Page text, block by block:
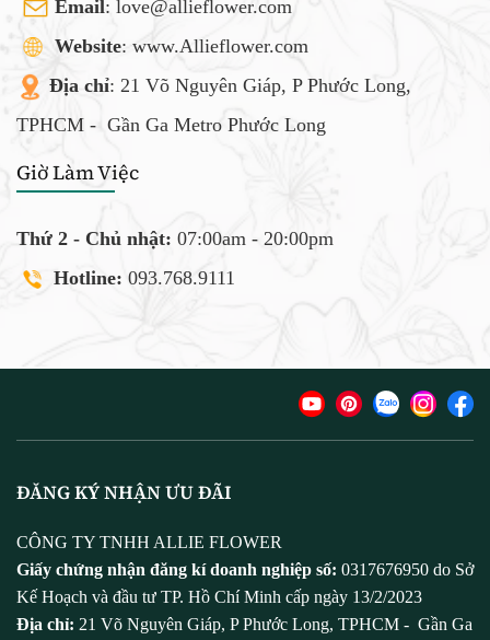
Email: love@allieflower.com
Website: www.Allieflower.com
Địa chỉ: 21 Võ Nguyên Giáp, P Phước Long,
TPHCM - Gần Ga Metro Phước Long
Giờ Làm Việc
Thứ 2 - Chủ nhật: 07:00am - 20:00pm
Hotline: 093.768.9111
ĐĂNG KÝ NHẬN ƯU ĐÃI
CÔNG TY TNHH ALLIE FLOWER
Giấy chứng nhận đăng kí doanh nghiệp số: 0317676950 do Sở
Kế Hoạch và đầu tư TP. Hồ Chí Minh cấp ngày 13/2/2023
Địa chỉ: 21 Võ Nguyên Giáp, P Phước Long, TPHCM - Gần Ga